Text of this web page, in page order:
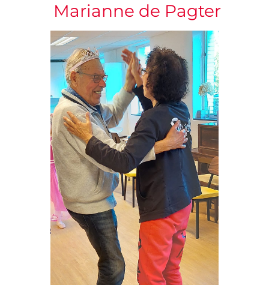
ORGANISATIE
VRIJWILLIGERS & STAGIAIRES
CONTACT
Marianne de Pagter